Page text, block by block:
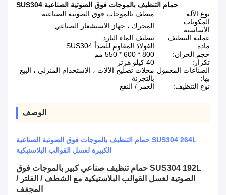
حمام التنظيف بالموجات فوق الصوتية الصناعية SUS304
نوع الآلة:
منظف ​​بالموجات فوق الصوتية الصناعية
المكونات
الأساسية:
المحرك ، جهاز الاستشعار الصناعي
عملية التنظيف:
تنظيف الماء البارد
مادة:
الفولاذ المقاوم للصدأ SUS304
حجم الخزان:
800 * 600 * 550 مم
تكرار:
40 كيلو هرتز
الصناعات المعمول
بها:
محلات تصليح الآلات ، الاستخدام المنزلي ، البيع
بالتجزئة
نوع التنظيف:
الغمر / النقع
الوصف
SUS304 264L حمام التنظيف بالموجات فوق الصوتية الصناعية
الكبيرة لغسل القوالب البلاستيكية
SUS304 192L حمام تنظيف صناعي كبير بالموجات فوق
الصوتية لغسل القوالب البلاستيكية مع الشطف / الفلتر /
المجفف